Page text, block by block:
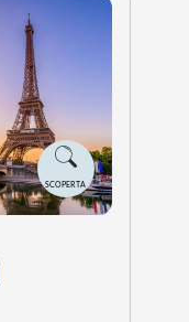
SCOPERTA